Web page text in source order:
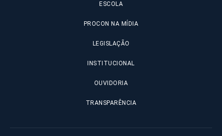
ESCOLA
PROCON NA MÍDIA
LEGISLAÇÃO
INSTITUCIONAL
OUVIDORIA
TRANSPARÊNCIA